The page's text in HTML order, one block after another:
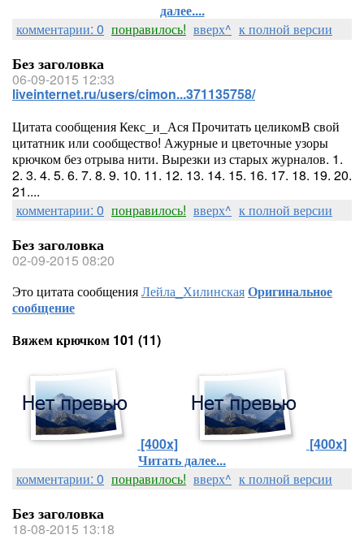
далее....
комментарии: 0 понравилось! вверх^ к полной версии
Без заголовка
06-09-2015 12:33
liveinternet.ru/users/cimon...371135758/
Цитата сообщения Кекс_и_Ася Прочитать целикомВ свой
цитатник или сообщество! Ажурные и цветочные узоры
крючком без отрыва нити. Вырезки из старых журналов. 1.
2. 3. 4. 5. 6. 7. 8. 9. 10. 11. 12. 13. 14. 15. 16. 17. 18. 19. 20.
21....
комментарии: 0 понравилось! вверх^ к полной версии
Без заголовка
02-09-2015 08:20
Это цитата сообщенияЛейла_ХилинскаяОригинальное
сообщение
Вяжем крючком 101 (11)
[400x]
[400x]
Читать далее...
комментарии: 0 понравилось! вверх^ к полной версии
Без заголовка
18-08-2015 13:18